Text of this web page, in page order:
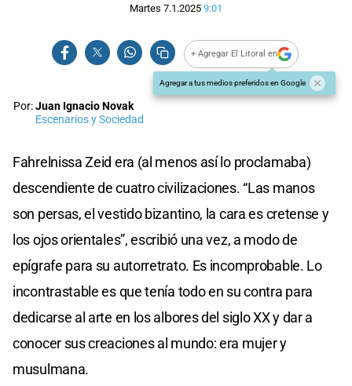
Martes 7.1.2025 9:01
+ Agregar El Litoral en
Agregar a tus medios preferidos en Google
Por:Juan Ignacio Novak
Escenarios y Sociedad
Fahrelnissa Zeid era (al menos así lo proclamaba)
descendiente de cuatro civilizaciones. “Las manos
son persas, el vestido bizantino, la cara es cretense y
los ojos orientales”, escribió una vez, a modo de
epígrafe para su autorretrato. Es incomprobable. Lo
incontrastable es que tenía todo en su contra para
dedicarse al arte en los albores del siglo XX y dar a
conocer sus creaciones al mundo: era mujer y
musulmana.